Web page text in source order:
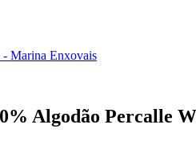
- Marina Enxovais
Algodão Percalle